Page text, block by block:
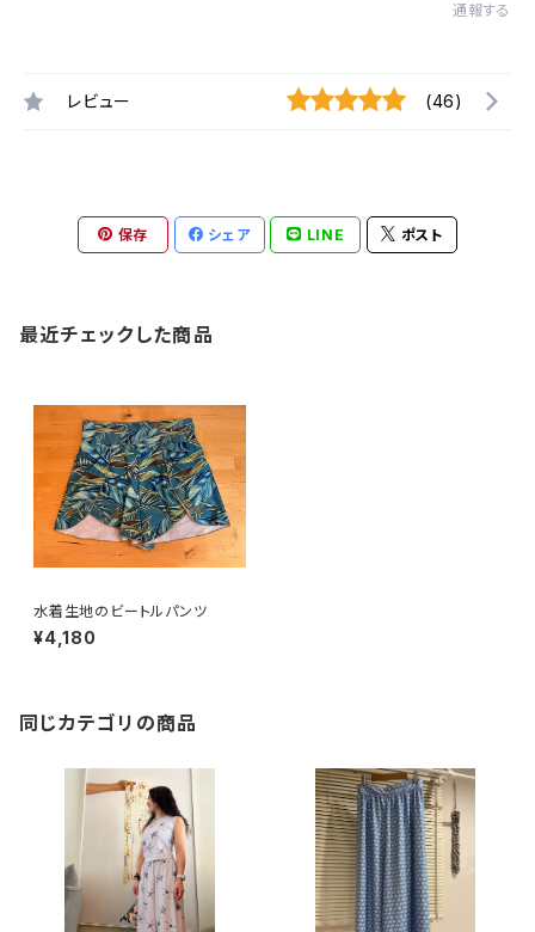
通報する
レビュー (46)
保存 シェア LINE ポスト
最近チェックした商品
水着生地のビートルパンツ
¥4,180
同じカテゴリの商品